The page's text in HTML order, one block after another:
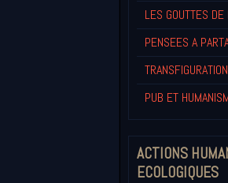
LES GOUTTES DE
PENSEES A
TRANSFIGURATION
PUB ET
ACTIONS
ECOLOGIQUES